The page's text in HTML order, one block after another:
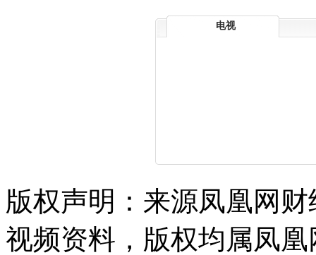
电视
版权声明：来源凤凰网
视频资料，版权均属凤